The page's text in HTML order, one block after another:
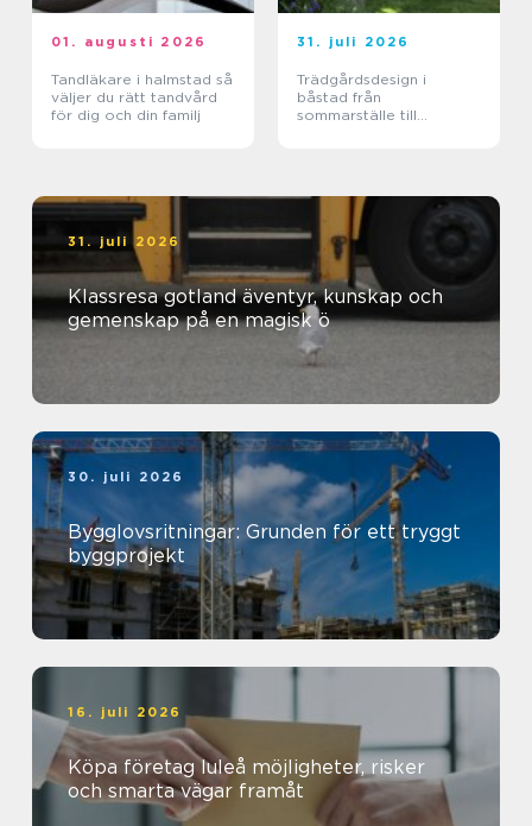
01. augusti 2026
Tandläkare i halmstad så
väljer du rätt tandvård
för dig och din familj
31. juli 2026
Trädgårdsdesign i
båstad från
sommarställe till
31. juli 2026
Klassresa gotland äventyr, kunskap och
gemenskap på en magisk ö
30. juli 2026
Bygglovsritningar: Grunden för ett tryggt
byggprojekt
16. juli 2026
Köpa företag luleå möjligheter, risker
och smarta vägar framåt